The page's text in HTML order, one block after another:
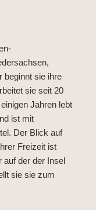
beginnt sie ihre
sie seit 20
Jahren lebt
ist mit
Der Blick auf
Freizeit ist
auf der der Insel
sie sie zum